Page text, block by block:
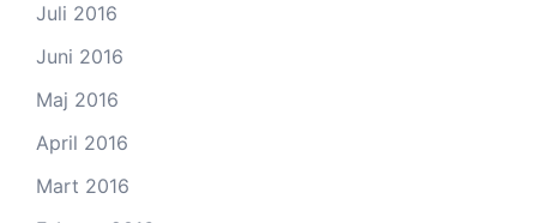
Juli 2016
Juni 2016
Maj 2016
April 2016
Mart 2016